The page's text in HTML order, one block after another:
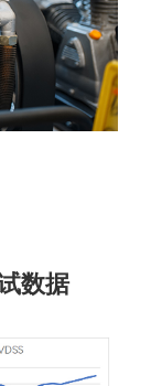
数据